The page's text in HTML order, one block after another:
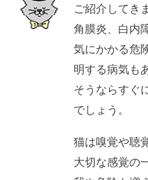
ご紹介してき
角膜炎、白内
気にかかる危
明する病気も
そうならすぐ
でしょう。
猫は嗅覚や聴
大切な感覚の